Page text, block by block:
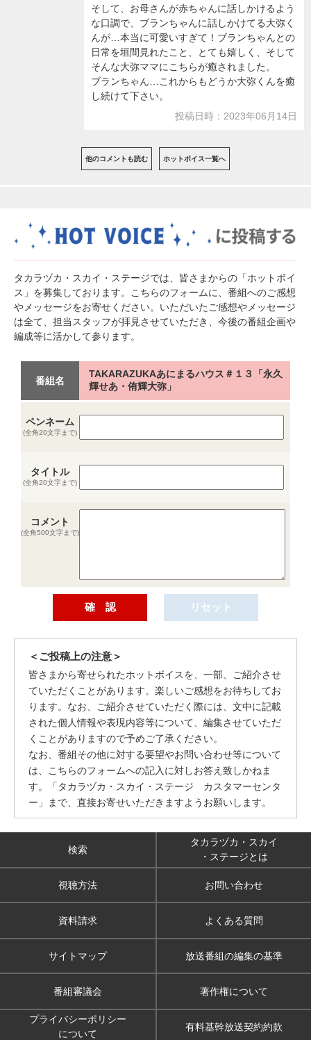
そして、お母さんが赤ちゃんに話しかけるよう
な口調で、ブランちゃんに話しかけてる大弥く
んが…本当に可愛いすぎて！ブランちゃんとの
日常を垣間見れたこと、とても嬉しく、そして
そんな大弥ママにこちらが癒されました。
ブランちゃん…これからもどうか大弥くんを癒
し続けて下さい。
投稿日時：2023年06月14日
他のコメントも読む ホットボイス一覧へ
タカラヅカ・スカイ・ステージでは、皆さまからの「ホットボイ
ス」を募集しております。こちらのフォームに、番組へのご感想
やメッセージをお寄せください。いただいたご感想やメッセージ
は全て、担当スタッフが拝見させていただき、今後の番組企画や
編成等に活かして参ります。
番組名
TAKARAZUKAあにまるハウス＃１３「永久
輝せあ・侑輝大弥」
ペンネーム
(全角20文字まで)
タイトル
(全角20文字まで)
コメント
(全角500文字まで)
＜ご投稿上の注意＞
皆さまから寄せられたホットボイスを、一部、ご紹介させ
ていただくことがあります。楽しいご感想をお待ちしてお
ります。なお、ご紹介させていただく際には、文中に記載
された個人情報や表現内容等について、編集させていただ
くことがありますので予めご了承ください。
なお、番組その他に対する要望やお問い合わせ等について
は、こちらのフォームへの記入に対しお答え致しかねま
す。「タカラヅカ・スカイ・ステージ カスタマーセンタ
ー」まで、直接お寄せいただきますようお願いします。
検索
タカラヅカ・スカイ
・ステージとは
視聴方法 お問い合わせ
資料請求 よくある質問
サイトマップ 放送番組の編集の基準
番組審議会 著作権について
プライバシーポリシー
について
有料基幹放送契約約款